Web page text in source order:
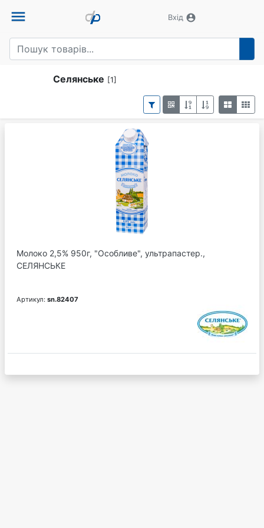
menu Вхід account_circle
Селянське [1]
Молоко 2,5% 950г, "Особливе", ультрапастер.,
СЕЛЯНСЬКЕ
Артикул: sn.82407